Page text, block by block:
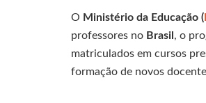
O Ministério da Educação (
professores no Brasil , o
matriculados em cursos
formação de novos